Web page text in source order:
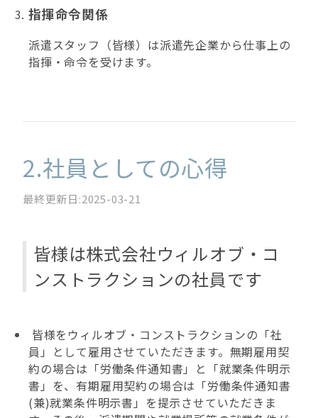
指揮命令関係
派遣スタッフ（皆様）は派遣先企業から仕事上の
指揮・命令を受けます。
2.社員としての心得
最終更新日:2025-03-21
皆様は株式会社ウィルオブ・コ
ンストラクションの社員です
皆様をウィルオブ・コンストラクションの「社
員」として雇用させていただきます。無期雇用契
約の場合は「労働条件通知書」と「就業条件明示
書」を、有期雇用契約の場合は「労働条件通知書
(兼)就業条件明示書」を提示させていただきま